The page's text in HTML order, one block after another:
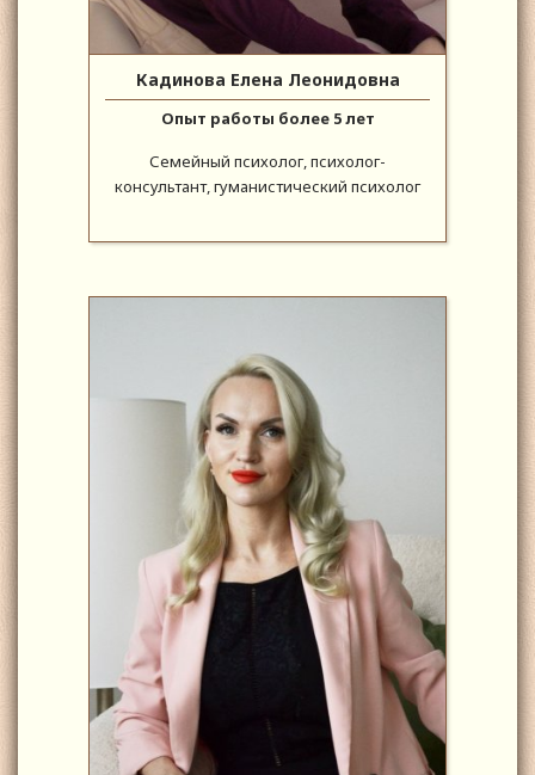
Кадинова Елена Леонидовна
Опыт работы более 5 лет
Семейный психолог, психолог-
консультант, гуманистический психолог